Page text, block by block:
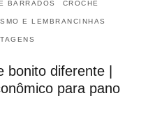
BARRADOS CROCHÊ
E LEMBRANCINHAS
diferente |
para pano